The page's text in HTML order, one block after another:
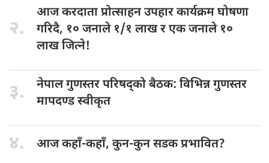
२.
आज करदाताप्रोत्साहन उपहार कार्यक्रम घोषणा
गरिदै, १० जनाले १/१ लाख र एक जनाले १०
लाख जित्ने!
३. नेपाल गुणस्तरपरिषद्को बैठक: विभिन्न गुणस्तर
मापदण्ड स्वीकृत
४. आज कहाँ-कहाँ, कुन-कुन सडक प्रभावित?